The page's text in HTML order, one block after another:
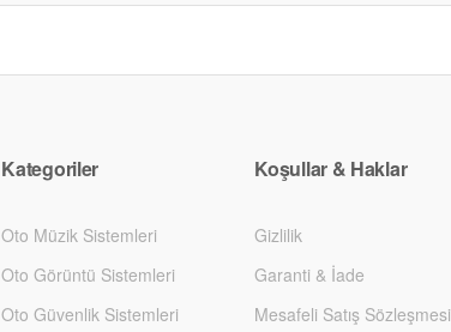
Kategoriler
Oto Müzik Sistemleri
Oto Görüntü Sistemleri
Oto Güvenlik Sistemleri
Koşullar & Haklar
Gizlilik
Garanti & İade
Mesafeli Satış Sözleşmesi